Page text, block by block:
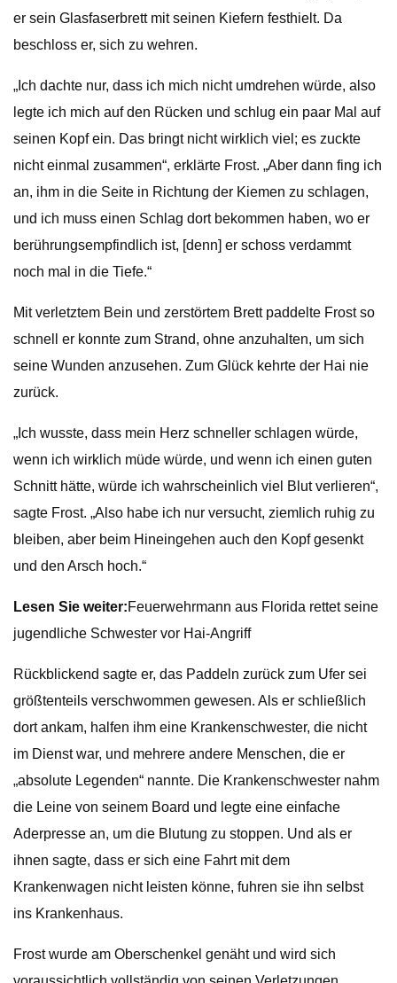
er sein Glasfaserbrett mit seinen Kiefern festhielt. Da
beschloss er, sich zu wehren.
„Ich dachte nur, dass ich mich nicht umdrehen würde, also
legte ich mich auf den Rücken und schlug ein paar Mal auf
seinen Kopf ein. Das bringt nicht wirklich viel; es zuckte
nicht einmal zusammen“, erklärte Frost. „Aber dann fing ich
an, ihm in die Seite in Richtung der Kiemen zu schlagen,
und ich muss einen Schlag dort bekommen haben, wo er
berührungsempfindlich ist, [denn] er schoss verdammt
noch mal in die Tiefe.“
Mit verletztem Bein und zerstörtem Brett paddelte Frost so
schnell er konnte zum Strand, ohne anzuhalten, um sich
seine Wunden anzusehen. Zum Glück kehrte der Hai nie
zurück.
„Ich wusste, dass mein Herz schneller schlagen würde,
wenn ich wirklich müde würde, und wenn ich einen guten
Schnitt hätte, würde ich wahrscheinlich viel Blut verlieren“,
sagte Frost. „Also habe ich nur versucht, ziemlich ruhig zu
bleiben, aber beim Hineingehen auch den Kopf gesenkt
und den Arsch hoch.“
Lesen Sie weiter:Feuerwehrmann aus Florida rettet seine
jugendliche Schwester vor Hai-Angriff
Rückblickend sagte er, das Paddeln zurück zum Ufer sei
größtenteils verschwommen gewesen. Als er schließlich
dort ankam, halfen ihm eine Krankenschwester, die nicht
im Dienst war, und mehrere andere Menschen, die er
„absolute Legenden“ nannte. Die Krankenschwester nahm
die Leine von seinem Board und legte eine einfache
Aderpresse an, um die Blutung zu stoppen. Und als er
ihnen sagte, dass er sich eine Fahrt mit dem
Krankenwagen nicht leisten könne, fuhren sie ihn selbst
ins Krankenhaus.
Frost wurde am Oberschenkel genäht und wird sich